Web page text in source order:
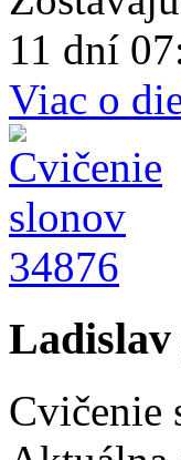
11 dní
Viac o
34876
Ladislav
Cvičenie